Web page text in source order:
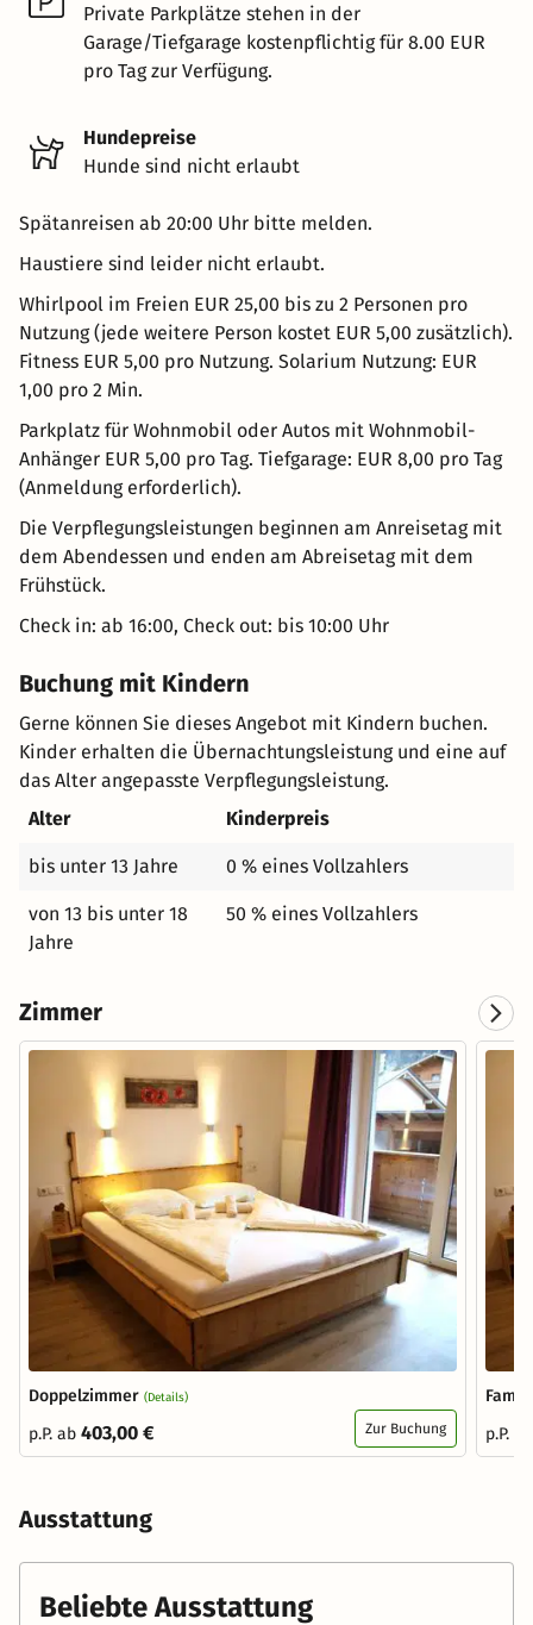
Private Parkplätze stehen in der
Garage/Tiefgarage kostenpflichtig für 8.00 EUR
pro Tag zur Verfügung.
Hundepreise
Hunde sind nicht erlaubt
Spätanreisen ab 20:00 Uhr bitte melden.
Haustiere sind leider nicht erlaubt.
Whirlpool im Freien EUR 25,00 bis zu 2 Personen pro
Nutzung (jede weitere Person kostet EUR 5,00 zusätzlich).
Fitness EUR 5,00 pro Nutzung. Solarium Nutzung: EUR
1,00 pro 2 Min.
Parkplatz für Wohnmobil oder Autos mit Wohnmobil-
Anhänger EUR 5,00 pro Tag. Tiefgarage: EUR 8,00 pro Tag
(Anmeldung erforderlich).
Die Verpflegungsleistungen beginnen am Anreisetag mit
dem Abendessen und enden am Abreisetag mit dem
Frühstück.
Check in: ab 16:00, Check out: bis 10:00 Uhr
Buchung mit Kindern
Gerne können Sie dieses Angebot mit Kindern buchen.
Kinder erhalten die Übernachtungsleistung und eine auf
das Alter angepasste Verpflegungsleistung.
Alter
Kinderpreis
bis unter 13 Jahre 0 % eines Vollzahlers
von 13 bis unter 18
Jahre
50 % eines Vollzahlers
Zimmer
Doppelzimmer (Details)
p.P. ab 403,00 € Zur Buchung
p.P.
Ausstattung
Beliebte Ausstattung